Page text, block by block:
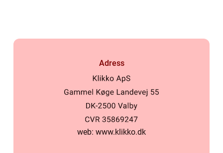
Adress
web: www.klikko.dk